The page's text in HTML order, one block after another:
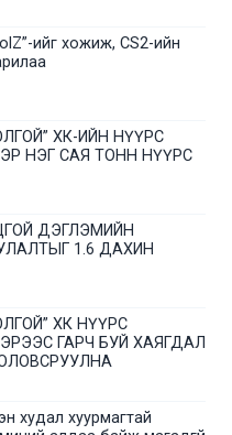
ийг хожиж, CS2-ийн
ХК-ИЙН НҮҮРС
НЭГ САЯ ТОНН НҮҮРС
ДЭГЛЭМИЙН
1.6 ДАХИН
ХК НҮҮРС
ГАРЧ БУЙ ХАЯГДАЛ
худал хуурмагтай